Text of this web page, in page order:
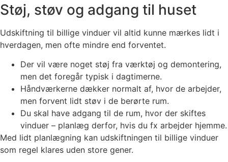
Støj, støv og adgang til huset
Udskiftning til billige vinduer vil altid kunne mærkes lidt i
hverdagen, men ofte mindre end forventet.
Der vil være noget støj fra værktøj og demontering,
men det foregår typisk i dagtimerne.
Håndværkerne dækker normalt af, hvor de arbejder,
men forvent lidt støv i de berørte rum.
Du skal have adgang til de rum, hvor der skiftes
vinduer – planlæg derfor, hvis du fx arbejder hjemme.
Med lidt planlægning kan udskiftningen til billige vinduer
som regel klares uden store gener.